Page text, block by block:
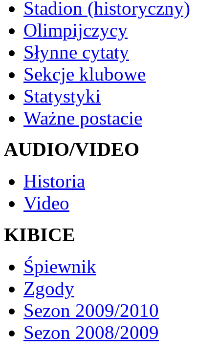
Stadion (historyczny)
Olimpijczycy
Słynne cytaty
Sekcje klubowe
Statystyki
Ważne postacie
AUDIO/VIDEO
Historia
Video
KIBICE
Śpiewnik
Zgody
Sezon 2009/2010
Sezon 2008/2009